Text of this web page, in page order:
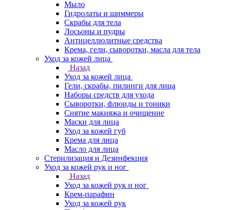
Мыло
Гидролаты и шиммеры
Скрабы для тела
Лосьоны и пудры
Антицеллюлитные средства
Крема, гели, сыворотки, масла для тела
Уход за кожей лица
Назад
Уход за кожей лица
Гели, скрабы, пилинги для лица
Наборы средств для ухода
Сыворотки, флюиды и тоники
Снятие макияжа и очищение
Маски для лица
Уход за кожей губ
Крема для лица
Масло для лица
Стерилизация и Дезинфекция
Уход за кожей рук и ног
Назад
Уход за кожей рук и ног
Крем-парафин
Уход за кожей рук